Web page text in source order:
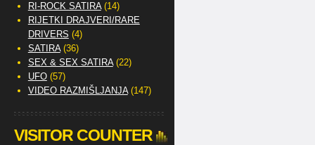
RI-ROCK SATIRA(14)
RIJETKI DRAJVERI/RARE
DRIVERS (4)
SATIRA(36)
SEX & SEX SATIRA(22)
UFO(57)
VIDEO RAZMIŠLJANJA(147)
VISITOR COUNTER